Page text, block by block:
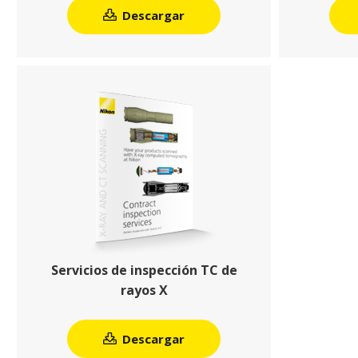
Descargar
Servicios de inspección TC de
rayos X
Descargar